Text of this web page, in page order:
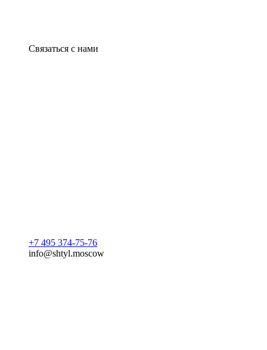
Связаться с нами
+7 495 374-75-76
info@shtyl.moscow